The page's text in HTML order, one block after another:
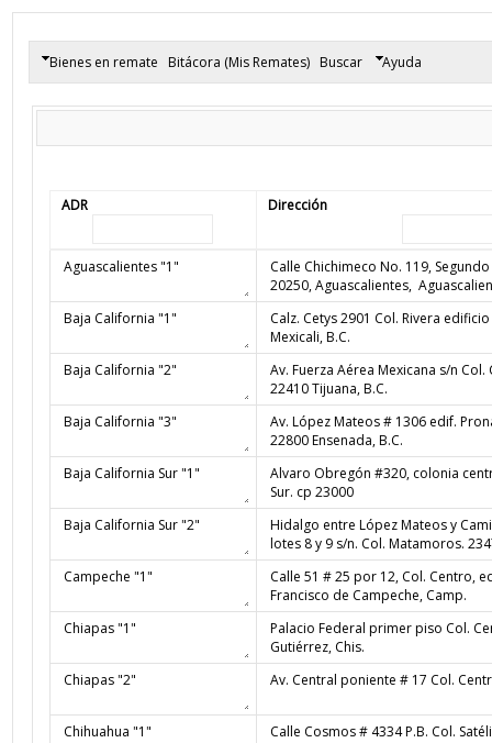
Bienes en remate Bitácora (Mis Remates) Buscar Ayuda
ADR Dirección